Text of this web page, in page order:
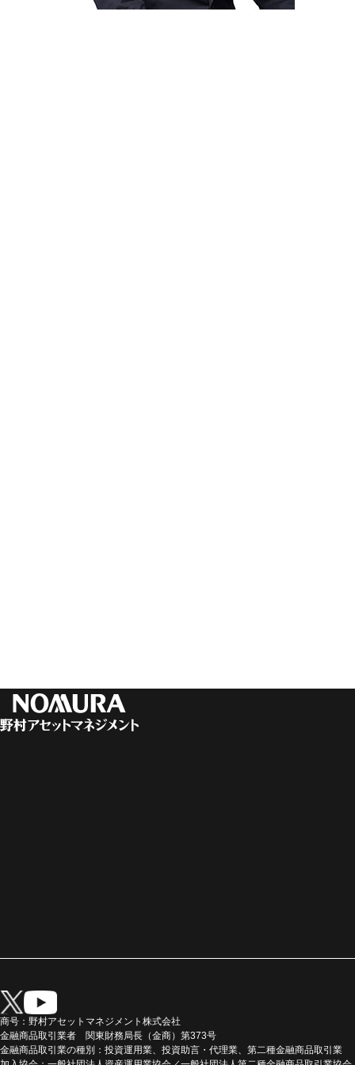
商号：野村アセットマネジメント株式会社
金融商品取引業者 関東財務局長（金商）第373号
金融商品取引業の種別：投資運用業、投資助言・代理業、第二種金融商品取引業